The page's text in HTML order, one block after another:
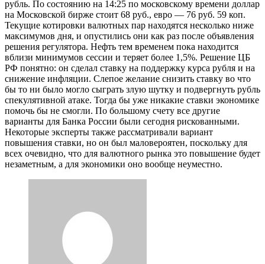
рубль. По состоянию на 14:25 по московскому времени доллар
на Московской бирже стоит 68 руб., евро — 76 руб. 59 коп.
Текущие котировки валютных пар находятся несколько ниже
максимумов дня, и опустились они как раз после объявления
решения регулятора. Нефть тем временем пока находится
вблизи минимумов сессии и теряет более 1,5%. Решение ЦБ
РФ понятно: он сделал ставку на поддержку курса рубля и на
снижение инфляции. Слепое желание снизить ставку во что
бы то ни было могло сыграть злую шутку и подвергнуть рубль
спекулятивной атаке. Тогда бы уже никакие ставки экономике
помочь бы не смогли. По большому счету все другие
варианты для Банка России были сегодня рискованными.
Некоторые эксперты также рассматривали вариант
повышения ставки, но он был маловероятен, поскольку для
всех очевидно, что для валютного рынка это повышение будет
незаметным, а для экономики оно вообще неуместно.